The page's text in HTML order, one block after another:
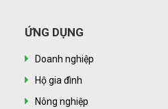
ỨNG DỤNG
Doanh nghiệp
Hộ gia đình
Nông nghiệp